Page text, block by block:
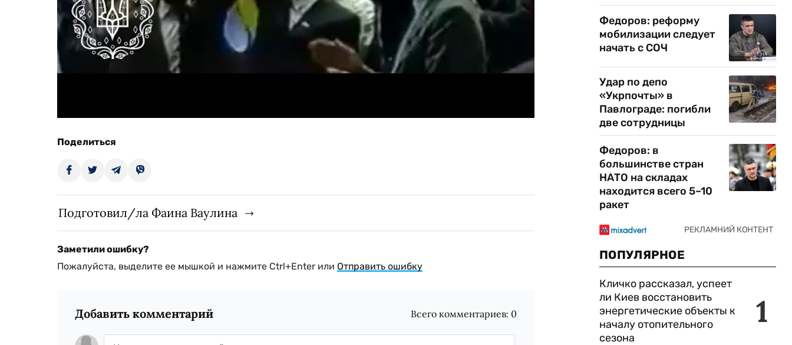
Поделиться
Подготовил/ла Фаина Ваулина
Заметили ошибку?
Пожалуйста, выделите ее мышкой и нажмите Ctrl+Enter или Отправить ошибку
Добавить комментарий Всего комментариев: 0
Федоров: реформу
мобилизации следует
начать с СОЧ
Удар по депо
«Укрпочты» в
Павлограде: погибли
две сотрудницы
Федоров: в
большинстве стран
НАТО на складах
находится всего 5–10
ракет
ПОПУЛЯРНОЕ
1
Кличко рассказал, успеет
ли Киев восстановить
энергетические объекты к
началу отопительного
сезона